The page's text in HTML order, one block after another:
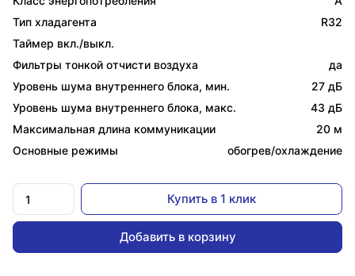
Тип хладагента
R32
Таймер вкл./выкл.
Фильтры тонкой отчисти воздуха
да
Уровень шума внутреннего блока, мин.
27 дБ
Уровень шума внутреннего блока, макс.
43 дБ
Максимальная длина коммуникации
20 м
Основные режимы
обогрев/охлаждение
Купить в 1 клик
Добавить в корзину